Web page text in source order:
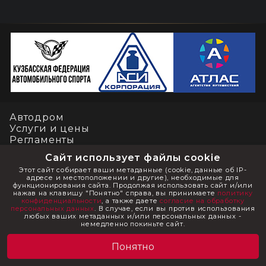
Автодром
Услуги и цены
Регламенты
Контакты
Социальные сети
Написать нам
© ООО "Кузбасский автодром" 2012-2026 Все права защищены
Политика конфиденциальности
Сайт использует файлы cookie
Этот сайт собирает ваши метаданные (cookie, данные об IP-
адресе и местоположении и другие), необходимые для
функционирования сайта. Продолжая использовать сайт и/или
нажав на клавишу "Понятно" справа, вы принимаете политику
конфиденциальности, а также даетесогласие на обработку
персональных данных. В случае, если вы против использования
любых ваших метаданных и/или персональных данных -
немедленно покиньте сайт.
Понятно